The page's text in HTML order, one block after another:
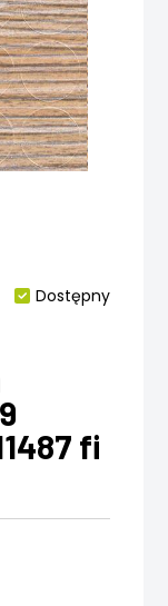
Dostępny
fi